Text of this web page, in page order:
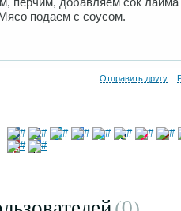
подаем с соусом.
Отправить другу